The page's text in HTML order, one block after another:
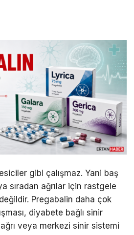
gibi çalışmaz. Yani baş
sıradan ağrılar için rastgele
Pregabalin daha çok
diyabete bağlı sinir
ağrı veya merkezi sinir sistemi